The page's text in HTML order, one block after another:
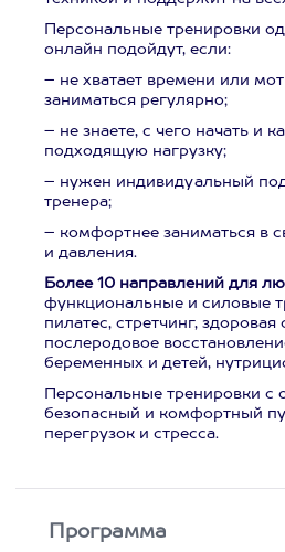
Персональные тренировки
онлайн подойдут, если:
– не хватает времени или
заниматься регулярно;
– не знаете, с чего начать и
подходящую нагрузку;
– нужен индивидуальный
тренера;
– комфортнее заниматься в
и давления.
Более 10 направлений для
функциональные и силовые
пилатес, стретчинг, здоровая
послеродовое
беременных и детей,
Персональные тренировки
безопасный и комфортный
перегрузок и стресса.
Программа